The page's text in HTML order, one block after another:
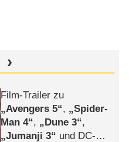
Film-Trailer zu
Avengers 5 ,
Spider-
Man 4 , Dune 3 ,
Jumanji 3
und DC-